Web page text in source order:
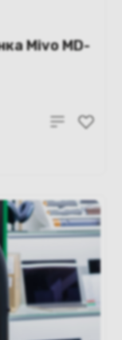
Mivo MD-